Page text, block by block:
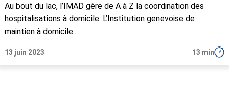
Au bout du lac, l’IMAD gère de A à Z la coordination des
hospitalisations à domicile. L’Institution genevoise de
maintien à domicile...
13 juin 2023 13 min